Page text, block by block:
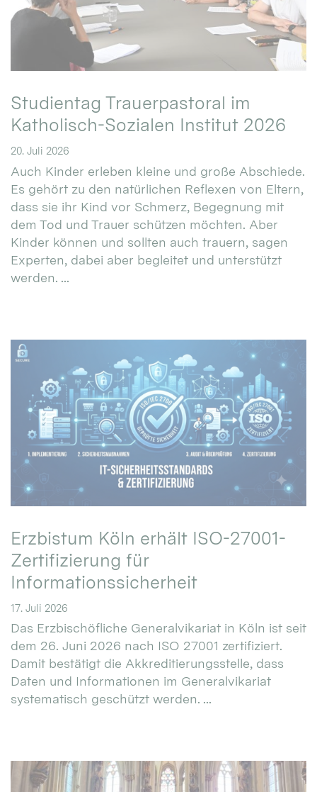
Studientag Trauerpastoral im
Katholisch-Sozialen Institut 2026
20. Juli 2026
Auch Kinder erleben kleine und große Abschiede.
Es gehört zu den natürlichen Reflexen von Eltern,
dass sie ihr Kind vor Schmerz, Begegnung mit
dem Tod und Trauer schützen möchten. Aber
Kinder können und sollten auch trauern, sagen
Experten, dabei aber begleitet und unterstützt
werden. ...
Erzbistum Köln erhält ISO-27001-
Zertifizierung für
Informationssicherheit
17. Juli 2026
Das Erzbischöfliche Generalvikariat in Köln ist seit
dem 26. Juni 2026 nach ISO 27001 zertifiziert.
Damit bestätigt die Akkreditierungsstelle, dass
Daten und Informationen im Generalvikariat
systematisch geschützt werden. ...